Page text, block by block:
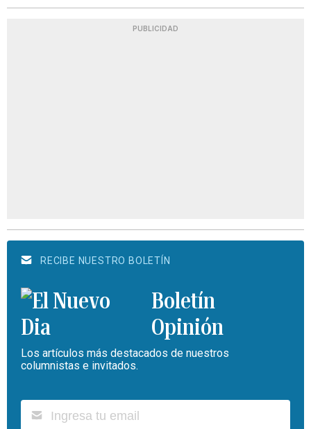
PUBLICIDAD
RECIBE NUESTRO BOLETÍN
Boletín
Opinión
Los artículos más destacados de nuestros
columnistas e invitados.